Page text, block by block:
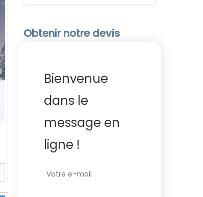
Obtenir notre devis
Bienvenue
dans le
message en
ligne !